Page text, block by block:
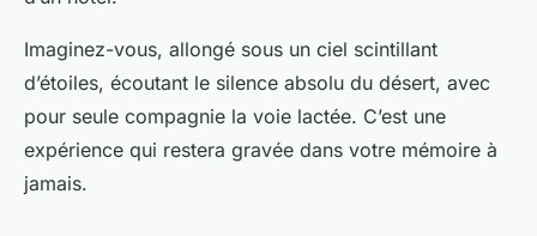
Imaginez-vous, allongé sous un ciel scintillant
d’étoiles, écoutant le silence absolu du désert, avec
pour seule compagnie la voie lactée. C’est une
expérience qui restera gravée dans votre mémoire à
jamais.